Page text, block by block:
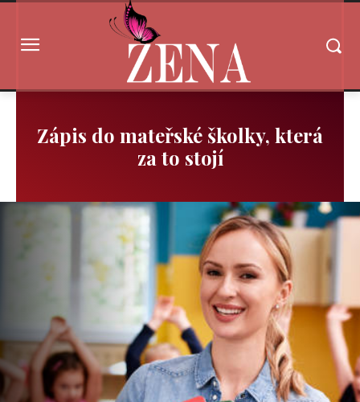
Zápis do mateřské školky, která
za to stojí